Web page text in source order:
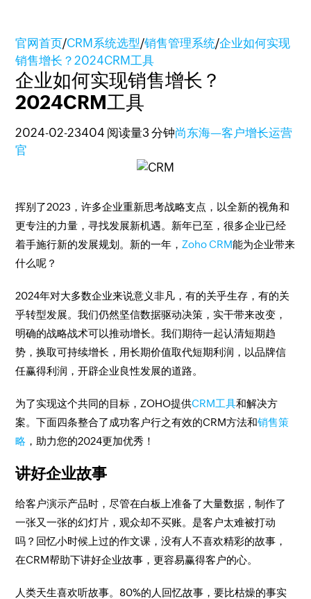
官网首页/CRM系统选型/销售管理系统/企业如何实现
销售增长？2024CRM工具
企业如何实现销售增长？
2024CRM工具
2024-02-23404 阅读量3 分钟尚东海—客户增长运营
官
挥别了2023，许多企业重新思考战略支点，以全新的视角和
更专注的力量，寻找发展新机遇。新年已至，很多企业已经
着手施行新的发展规划。新的一年， Zoho CRM能为企业带来
什么呢？
2024年对大多数企业来说意义非凡，有的关乎生存，有的关
乎转型发展。我们仍然坚信数据驱动决策，实干带来改变，
明确的战略战术可以推动增长。我们期待一起认清短期趋
势，换取可持续增长，用长期价值取代短期利润，以品牌信
任赢得利润，开辟企业良性发展的道路。
为了实现这个共同的目标，ZOHO提供CRM工具和解决方
案。下面四条整合了成功客户行之有效的CRM方法和销售策
略 ，助力您的2024更加优秀！
讲好企业故事
给客户演示产品时，尽管在白板上准备了大量数据，制作了
一张又一张的幻灯片，观众却不买账。是客户太难被打动
吗？回忆小时候上过的作文课，没有人不喜欢精彩的故事，
在CRM帮助下讲好企业故事，更容易赢得客户的心。
人类天生喜欢听故事。80%的人回忆故事，要比枯燥的事实